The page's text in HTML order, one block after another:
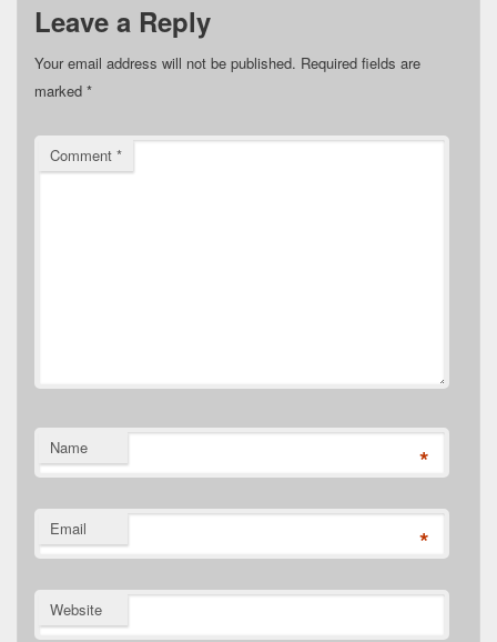
Leave a Reply
Your email address will not be published. Required fields are
marked *
Comment *
Name *
Email *
Website